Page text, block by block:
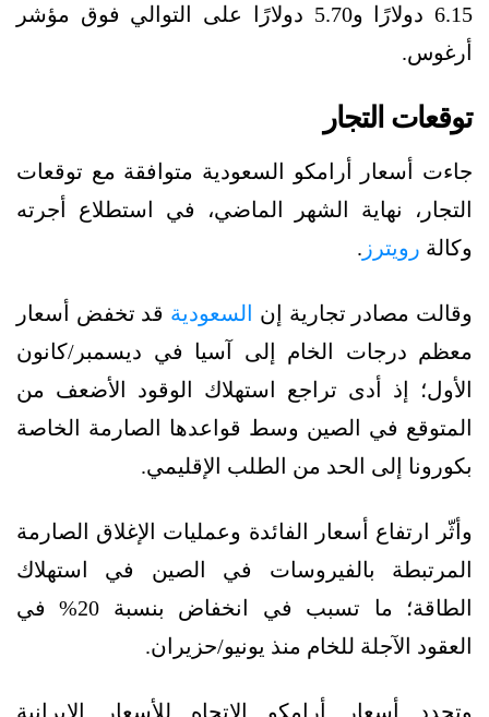
6.15 دولارًا و5.70 دولارًا على التوالي فوق مؤشر
أرغوس.
توقعات التجار
جاءت أسعار أرامكو السعودية متوافقة مع توقعات
التجار، نهاية الشهر الماضي، في استطلاع أجرته
وكالة رويترز .
وقالت مصادر تجارية إن السعودية قد تخفض أسعار
معظم درجات الخام إلى آسيا في ديسمبر/كانون
الأول؛ إذ أدى تراجع استهلاك الوقود الأضعف من
المتوقع في الصين وسط قواعدها الصارمة الخاصة
بكورونا إلى الحد من الطلب الإقليمي.
وأثّر ارتفاع أسعار الفائدة وعمليات الإغلاق الصارمة
المرتبطة بالفيروسات في الصين في استهلاك
الطاقة؛ ما تسبب في انخفاض بنسبة 20% في
العقود الآجلة للخام منذ يونيو/حزيران.
وتحدد أسعار أرامكو الاتجاه للأسعار الإيرانية